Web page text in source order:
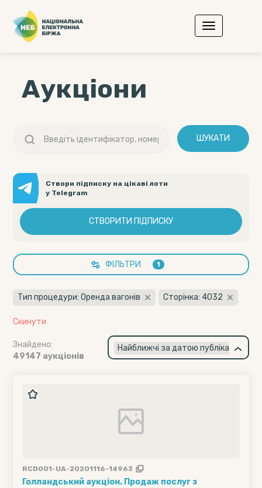
Аукціони
ШУКАТИ
Створи підписку на цікаві лоти
у Telegram
СТВОРИТИ ПІДПИСКУ
ФІЛЬТРИ 1
Тип процедури: Оренда вагонів Сторінка: 4032
Скинути
Знайдено:
49147 аукціонів
×
Найближчі за датою публікації
RCD001-UA-20201116-14963
Голландський аукціон. Продаж послуг з